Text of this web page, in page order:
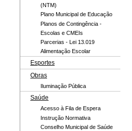
(NTM)
Plano Municipal de Educação
Planos de Contingência -
Escolas e CMEIs
Parcerias - Lei 13.019
Alimentação Escolar
Esportes
Obras
Iluminação Pública
Saúde
Acesso à Fila de Espera
Instrução Normativa
Conselho Municipal de Saúde